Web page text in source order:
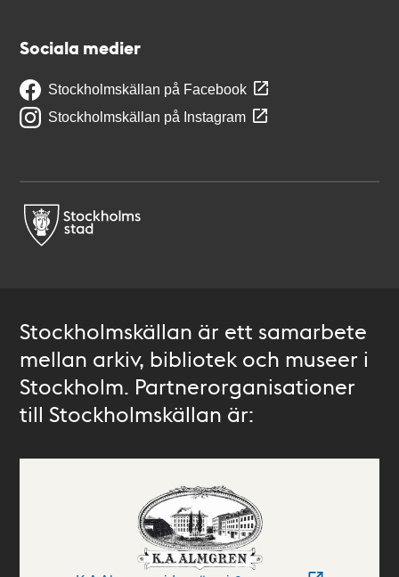
Sociala medier
Stockholmskällan på Facebook
Stockholmskällan på Instagram
Stockholmskällan är ett samarbete
mellan arkiv, bibliotek och museer i
Stockholm. Partnerorganisationer
till Stockholmskällan är: